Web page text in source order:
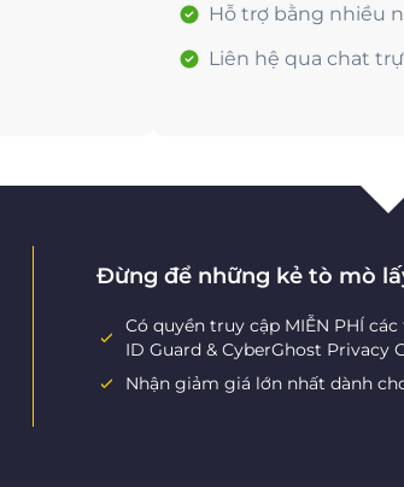
Hỗ trợ bằng nhiều
Liên hệ qua chat
Đừng để những kẻ tò mò
Có quyền truy cập MIỄN PHÍ
ID Guard & CyberGhost Privacy
Nhận giảm giá lớn nhất dành